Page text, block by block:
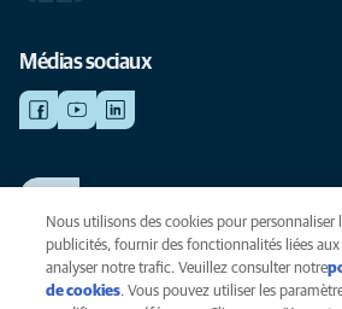
Médias sociaux
Voir nos offres d'emploi
Vie privée
Nous utilisons des cookies pour personnaliser
publicités, fournir des fonctionnalités liées aux
analyser notre trafic. Veuillez consulter notre
de cookies(opens in a new tab)
. Vous pouvez utiliser les